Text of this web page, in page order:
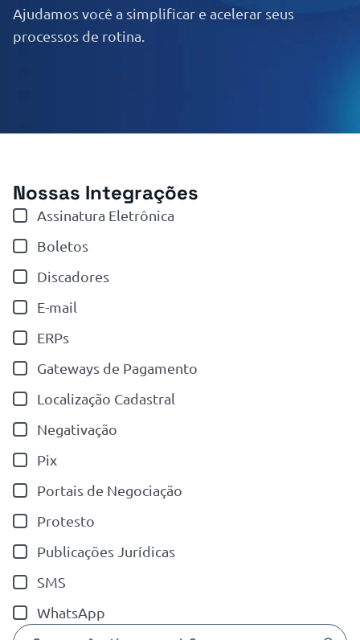
Ajudamos você a simplificar e acelerar seus
processos de rotina.
Nossas Integrações
Assinatura Eletrônica
Boletos
Discadores
E-mail
ERPs
Gateways de Pagamento
Localização Cadastral
Negativação
Pix
Portais de Negociação
Protesto
Publicações Jurídicas
SMS
WhatsApp